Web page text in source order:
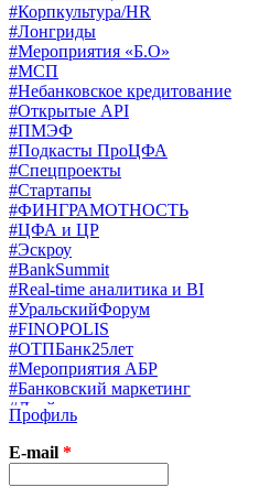
#Корпкультура/HR
#Лонгриды
#Мероприятия «Б.О»
#МСП
#Небанковское кредитование
#Открытые API
#ПМЭФ
#Подкасты ПроЦФА
#Спецпроекты
#Стартапы
#ФИНГРАМОТНОСТЬ
#ЦФА и ЦР
#Эскроу
#BankSummit
#Real-time аналитика и BI
#УральскийФорум
#FINOPOLIS
#ОТПБанк25лет
#Мероприятия АБР
#Банковский маркетинг
#Драйверы страхования
#Финконгресс ЦБ
#PB&WM
#UX/CX
#Экосистемы
Профиль
E-mail *